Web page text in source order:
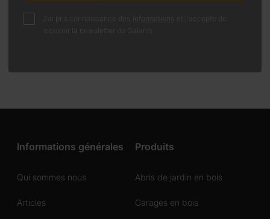
J'ai pris connaissance des informations
et j'accepte de
recevoir la newsletter de Galanis
Informations générales
Qui sommes nous
Articles
Produits
Abris de jardin en bois
Garages en bois